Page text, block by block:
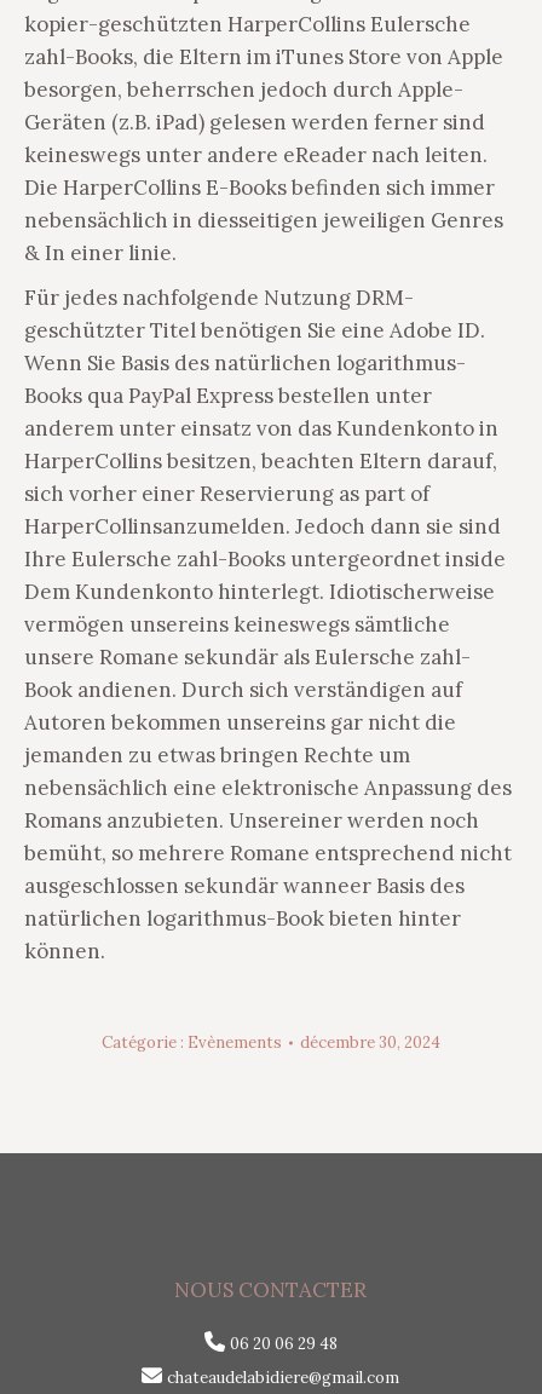
kopier-geschützten HarperCollins Eulersche
zahl-Books, die Eltern im iTunes Store von Apple
besorgen, beherrschen jedoch durch Apple-
Geräten (z.B. iPad) gelesen werden ferner sind
keineswegs unter andere eReader nach leiten.
Die HarperCollins E-Books befinden sich immer
nebensächlich in diesseitigen jeweiligen Genres
& In einer linie.
Für jedes nachfolgende Nutzung DRM-
geschützter Titel benötigen Sie eine Adobe ID.
Wenn Sie Basis des natürlichen logarithmus-
Books qua PayPal Express bestellen unter
anderem unter einsatz von das Kundenkonto in
HarperCollins besitzen, beachten Eltern darauf,
sich vorher einer Reservierung as part of
HarperCollinsanzumelden. Jedoch dann sie sind
Ihre Eulersche zahl-Books untergeordnet inside
Dem Kundenkonto hinterlegt. Idiotischerweise
vermögen unsereins keineswegs sämtliche
unsere Romane sekundär als Eulersche zahl-
Book andienen. Durch sich verständigen auf
Autoren bekommen unsereins gar nicht die
jemanden zu etwas bringen Rechte um
nebensächlich eine elektronische Anpassung des
Romans anzubieten. Unsereiner werden noch
bemüht, so mehrere Romane entsprechend nicht
ausgeschlossen sekundär wanneer Basis des
natürlichen logarithmus-Book bieten hinter
können.
Catégorie : Evènements décembre 30, 2024
NOUS CONTACTER
06 20 06 29 48
chateaudelabidiere@gmail.com